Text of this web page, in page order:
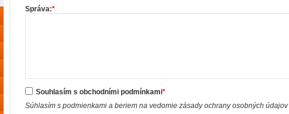
Správa:*
Souhlasím s obchodními podmínkami*
Súhlasím s podmienkami a beriem na vedomie zásady ochrany osobných údajov